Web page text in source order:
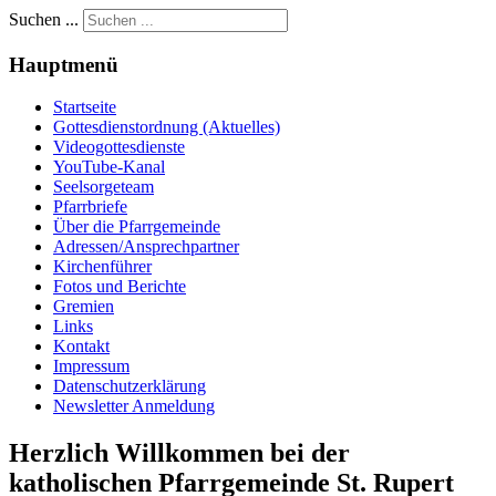
Suchen ...
Hauptmenü
Startseite
Gottesdienstordnung (Aktuelles)
Videogottesdienste
YouTube-Kanal
Seelsorgeteam
Pfarrbriefe
Über die Pfarrgemeinde
Adressen/Ansprechpartner
Kirchenführer
Fotos und Berichte
Gremien
Links
Kontakt
Impressum
Datenschutzerklärung
Newsletter Anmeldung
Herzlich Willkommen bei der
katholischen Pfarrgemeinde St. Rupert